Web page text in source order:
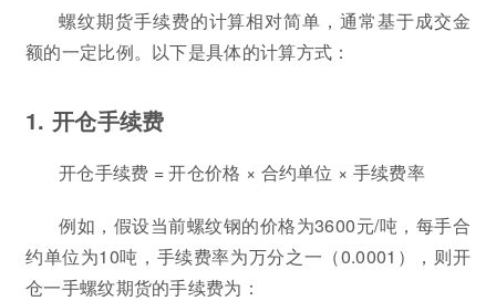
螺纹期货手续费的计算相对简单，通常基于成交金
额的一定比例。以下是具体的计算方式：
1. 开仓手续费
开仓手续费 = 开仓价格 × 合约单位 × 手续费率
例如，假设当前螺纹钢的价格为3600元/吨，每手合
约单位为10吨，手续费率为万分之一（0.0001），则开
仓一手螺纹期货的手续费为：